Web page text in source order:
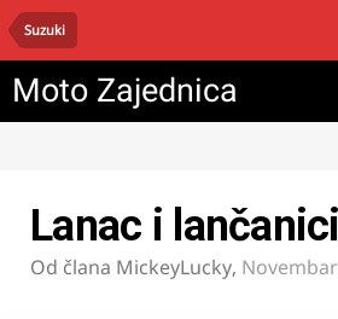
Suzuki
Moto Zajednica
Lanac i lančanici
Od člana MickeyLucky,